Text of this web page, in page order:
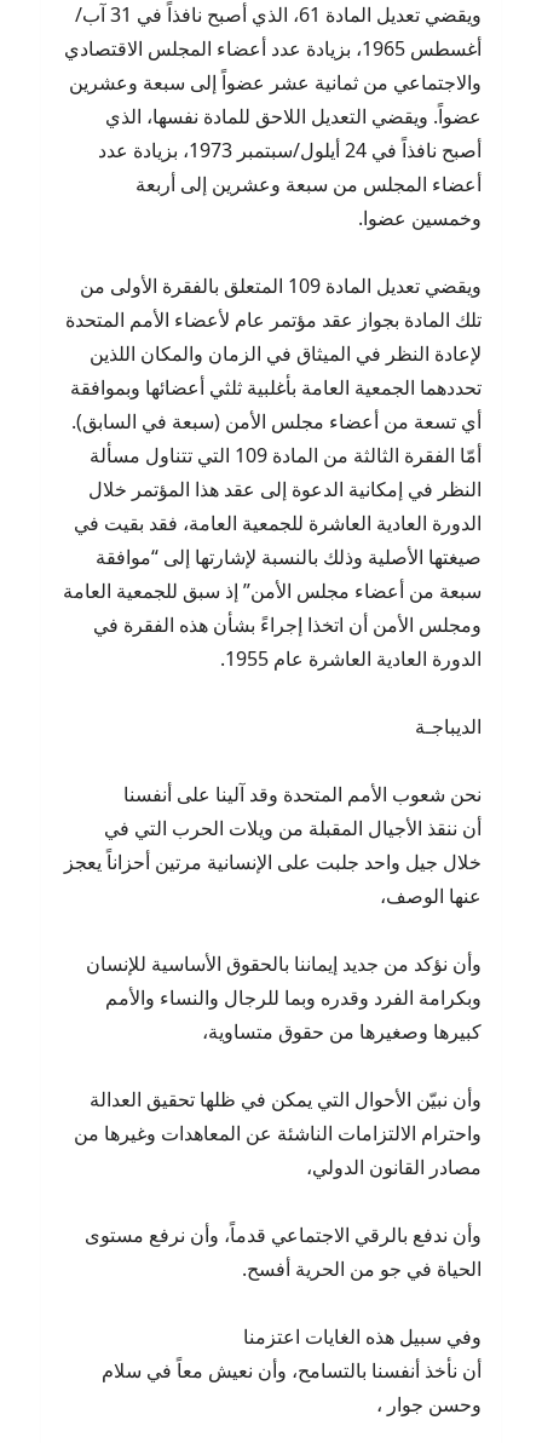
ويقضي تعديل المادة 61، الذي أصبح نافذاً في 31 آب/
أغسطس 1965، بزيادة عدد أعضاء المجلس الاقتصادي
والاجتماعي من ثمانية عشر عضواً إلى سبعة وعشرين
عضواً. ويقضي التعديل اللاحق للمادة نفسها، الذي
أصبح نافذاً في 24 أيلول/سبتمبر 1973، بزيادة عدد
أعضاء المجلس من سبعة وعشرين إلى أربعة
وخمسين عضوا.
ويقضي تعديل المادة 109 المتعلق بالفقرة الأولى من
تلك المادة بجواز عقد مؤتمر عام لأعضاء الأمم المتحدة
لإعادة النظر في الميثاق في الزمان والمكان اللذين
تحددهما الجمعية العامة بأغلبية ثلثي أعضائها وبموافقة
أي تسعة من أعضاء مجلس الأمن (سبعة في السابق).
أمّا الفقرة الثالثة من المادة 109 التي تتناول مسألة
النظر في إمكانية الدعوة إلى عقد هذا المؤتمر خلال
الدورة العادية العاشرة للجمعية العامة، فقد بقيت في
صيغتها الأصلية وذلك بالنسبة لإشارتها إلى “موافقة
سبعة من أعضاء مجلس الأمن” إذ سبق للجمعية العامة
ومجلس الأمن أن اتخذا إجراءً بشأن هذه الفقرة في
الدورة العادية العاشرة عام 1955.
الديباجـة
نحن شعوب الأمم المتحدة وقد آلينا على أنفسنا
أن ننقذ الأجيال المقبلة من ويلات الحرب التي في
خلال جيل واحد جلبت على الإنسانية مرتين أحزاناً يعجز
عنها الوصف،
وأن نؤكد من جديد إيماننا بالحقوق الأساسية للإنسان
وبكرامة الفرد وقدره وبما للرجال والنساء والأمم
كبيرها وصغيرها من حقوق متساوية،
وأن نبيّن الأحوال التي يمكن في ظلها تحقيق العدالة
واحترام الالتزامات الناشئة عن المعاهدات وغيرها من
مصادر القانون الدولي،
وأن ندفع بالرقي الاجتماعي قدماً، وأن نرفع مستوى
الحياة في جو من الحرية أفسح.
وفي سبيل هذه الغايات اعتزمنا
أن نأخذ أنفسنا بالتسامح، وأن نعيش معاً في سلام
وحسن جوار ،